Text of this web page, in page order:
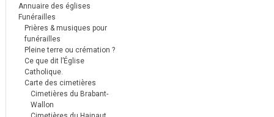
Annuaire des églises
Funérailles
Prières & musiques pour
funérailles
Pleine terre ou crémation ?
Ce que dit l’Église
Catholique.
Carte des cimetières
Cimetières du Brabant-
Wallon